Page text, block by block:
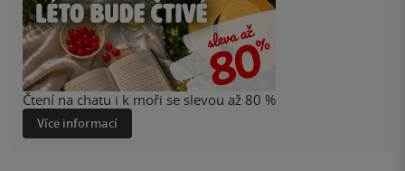
Čtení na chatu i k moři se slevou až 80 %
Více informací